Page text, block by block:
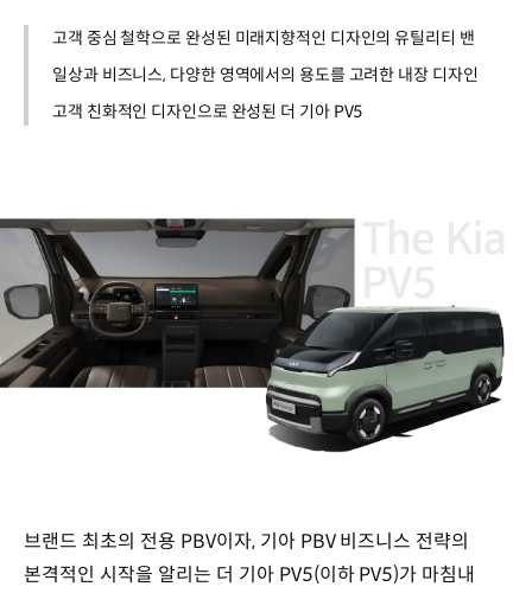
고객 중심 철학으로 완성된 미래지향적인 디자인의 유틸리티 밴
일상과 비즈니스, 다양한 영역에서의 용도를 고려한 내장 디자인
고객 친화적인 디자인으로 완성된 더 기아 PV5
브랜드 최초의 전용 PBV이자, 기아 PBV 비즈니스 전략의
본격적인 시작을 알리는 더 기아 PV5(이하 PV5)가 마침내